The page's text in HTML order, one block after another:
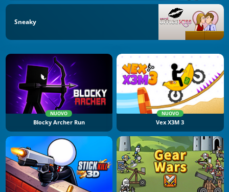
Sneaky
NUOVO
Blocky Archer Run
NUOVO
Vex X3M 3